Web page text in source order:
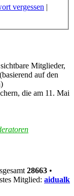
vergessen |
Mitglieder,
auf den
die am 11. Mai
28663 •
Mitglied: aidualk